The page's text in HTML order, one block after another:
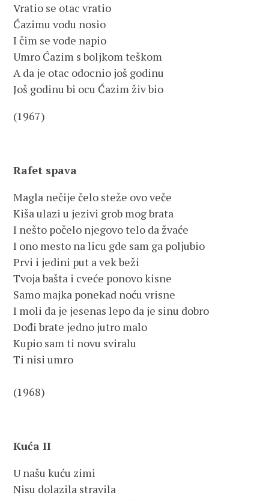
Vratio se otac vratio
Ćazimu vodu nosio
I čim se vode napio
Umro Ćazim s boljkom teškom
A da je otac odocnio još godinu
Još godinu bi ocu Ćazim živ bio
(1967)
Rafet spava
Magla nečije čelo steže ovo veče
Kiša ulazi u jezivi grob mog brata
I nešto počelo njegovo telo da žvaće
I ono mesto na licu gde sam ga poljubio
Prvi i jedini put a vek beži
Tvoja bašta i cveće ponovo kisne
Samo majka ponekad noću vrisne
I moli da je jesenas lepo da je sinu dobro
Dođi brate jedno jutro malo
Kupio sam ti novu sviralu
Ti nisi umro
(1968)
Kuća II
U našu kuću zimi
Nisu dolazila stravila